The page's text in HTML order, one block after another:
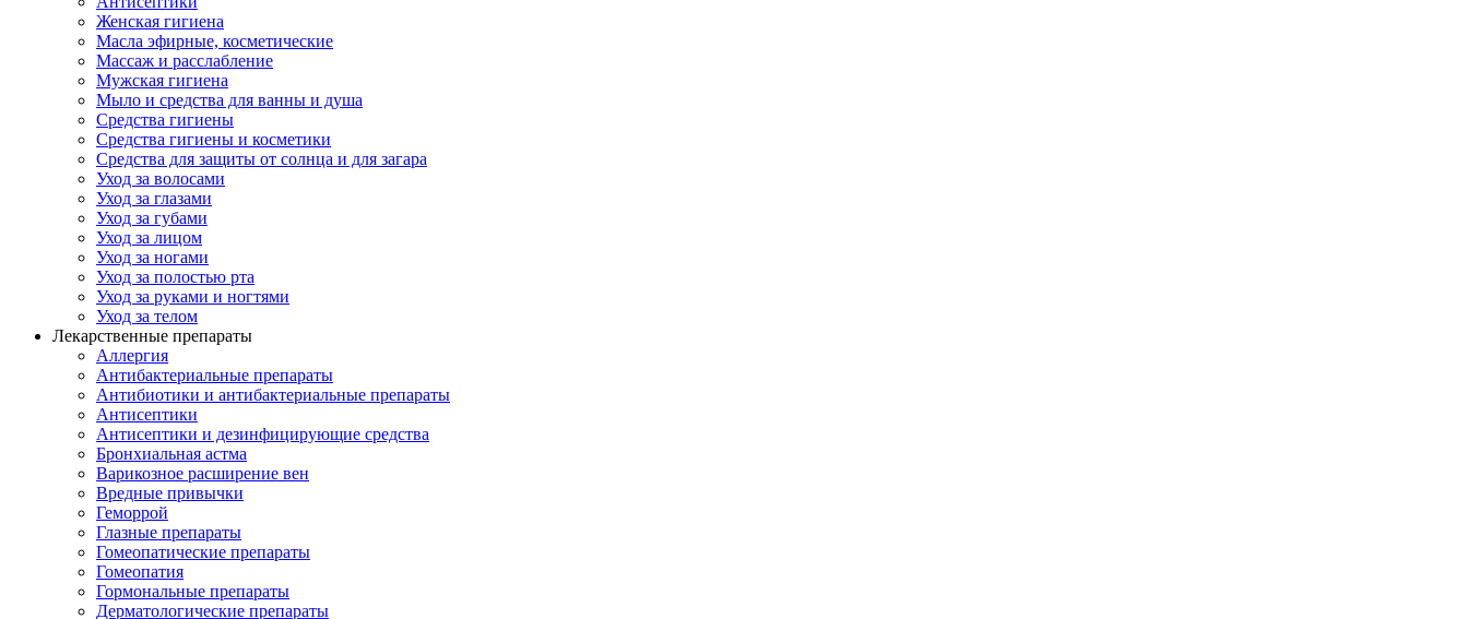
Женская гигиена
Масла эфирные, косметические
Массаж и расслабление
Мужская гигиена
Мыло и средства для ванны и душа
Средства гигиены
Средства гигиены и косметики
Средства для защиты от солнца и для загара
Уход за волосами
Уход за глазами
Уход за губами
Уход за лицом
Уход за ногами
Уход за полостью рта
Уход за руками и ногтями
Уход за телом
Лекарственные препараты
Аллергия
Антибактериальные препараты
Антибиотики и антибактериальные препараты
Антисептики
Антисептики и дезинфицирующие средства
Бронхиальная астма
Варикозное расширение вен
Вредные привычки
Геморрой
Глазные препараты
Гомеопатические препараты
Гомеопатия
Гормональные препараты
Дерматологические препараты